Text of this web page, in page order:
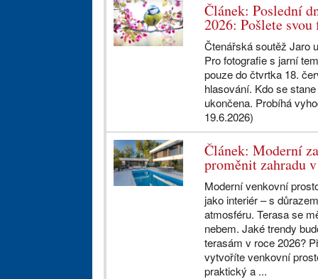
Článek: Poslední
2026: Pošlete
Čtenářská soutěž Jaro
Pro fotografie s jarní
pouze do čtvrtka 18.
hlasování. Kdo se
ukončena. Probíhá
19.6.2026)
Článek: Moderní
proměnit zahradu
Moderní venkovní
jako interiér – s
atmosféru. Terasa se
nebem. Jaké trendy
terasám v roce 2026?
vytvoříte venkovní
praktický a ...